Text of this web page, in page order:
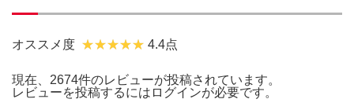
オススメ度 4.4点
現在、2674件のレビューが投稿されています。
レビューを投稿するには ログインが必要です。